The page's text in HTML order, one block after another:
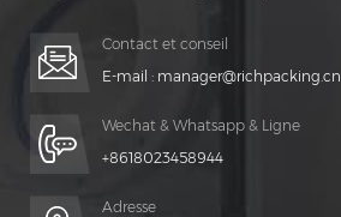
Contact et conseil
E-mail : manager@richpacking.cn
Wechat & Whatsapp & Ligne
+8618023458944
Adresse